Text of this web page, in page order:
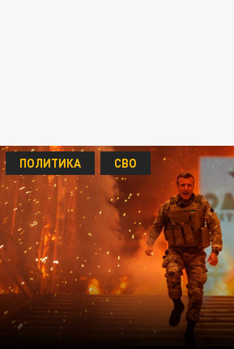
ПОЛИТИКА СВО